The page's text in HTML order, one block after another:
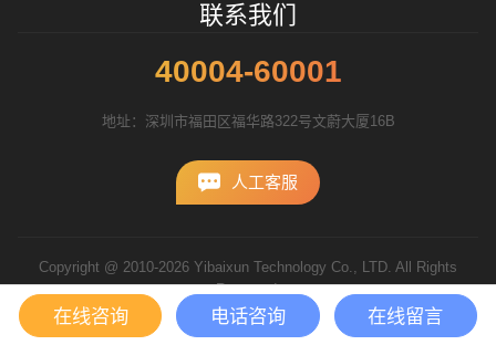
联系我们
40004-60001
地址：深圳市福田区福华路322号文蔚大厦16B
人工客服
Copyright @ 2010-2026 Yibaixun Technology Co., LTD. All Rights
Reserved.
粤ICP备10056793号
在线咨询 电话咨询 在线留言